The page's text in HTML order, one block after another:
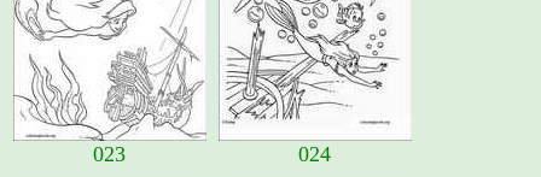
023 024